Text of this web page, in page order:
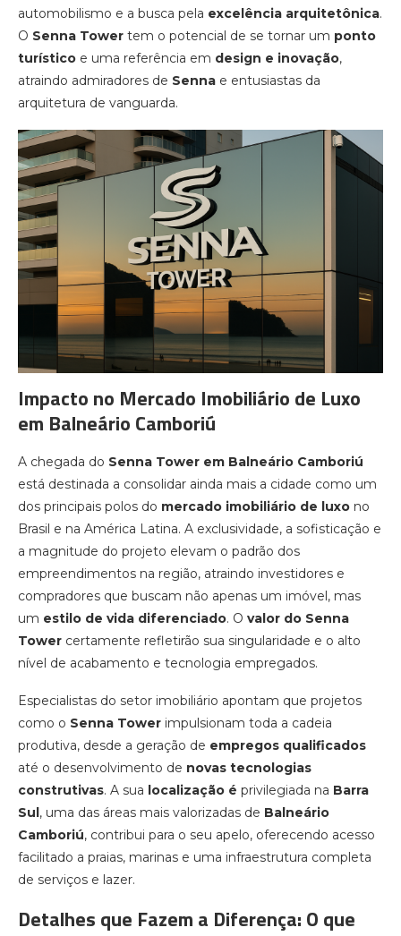
automobilismo e a busca pela excelência arquitetônica.
O Senna Tower tem o potencial de se tornar um ponto
turístico e uma referência em design e inovação,
atraindo admiradores de Senna e entusiastas da
arquitetura de vanguarda.
Impacto no Mercado Imobiliário de Luxo
em Balneário Camboriú
A chegada do Senna Tower em Balneário Camboriú
está destinada a consolidar ainda mais a cidade como um
dos principais polos do mercado imobiliário de luxo no
Brasil e na América Latina. A exclusividade, a sofisticação e
a magnitude do projeto elevam o padrão dos
empreendimentos na região, atraindo investidores e
compradores que buscam não apenas um imóvel, mas
um estilo de vida diferenciado. O valor do Senna
Tower certamente refletirão sua singularidade e o alto
nível de acabamento e tecnologia empregados.
Especialistas do setor imobiliário apontam que projetos
como o Senna Tower impulsionam toda a cadeia
produtiva, desde a geração de empregos qualificados
até o desenvolvimento de novas tecnologias
construtivas. A sua localização é privilegiada na Barra
Sul, uma das áreas mais valorizadas de Balneário
Camboriú, contribui para o seu apelo, oferecendo acesso
facilitado a praias, marinas e uma infraestrutura completa
de serviços e lazer.
Detalhes que Fazem a Diferença: O que